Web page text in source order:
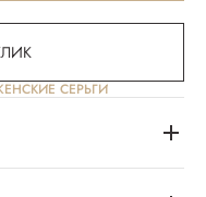
СЕРЬГИ